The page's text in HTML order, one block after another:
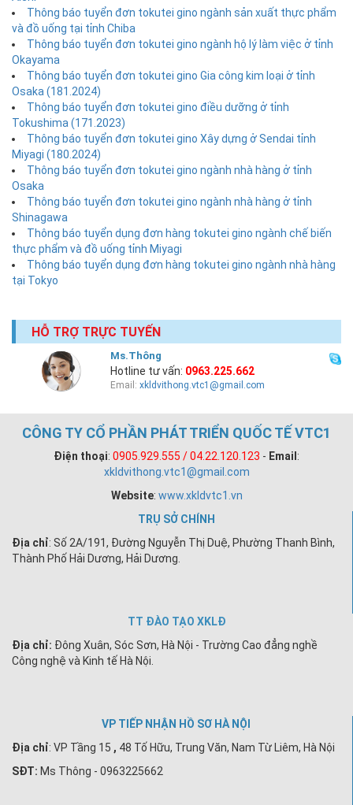
Thông báo tuyển đơn tokutei gino ngành sản xuất thực phẩm
và đồ uống tại tỉnh Chiba
Thông báo tuyển đơn tokutei gino ngành hộ lý làm việc ở tỉnh
Okayama
Thông báo tuyển đơn tokutei gino Gia công kim loại ở tỉnh
Osaka (181.2024)
Thông báo tuyển đơn tokutei gino điều dưỡng ở tỉnh
Tokushima (171.2023)
Thông báo tuyển đơn tokutei gino Xây dựng ở Sendai tỉnh
Miyagi (180.2024)
Thông báo tuyển đơn tokutei gino ngành nhà hàng ở tỉnh
Osaka
Thông báo tuyển đơn tokutei gino ngành nhà hàng ở tỉnh
Shinagawa
Thông báo tuyển dụng đơn hàng tokutei gino ngành chế biến
thực phẩm và đồ uống tỉnh Miyagi
Thông báo tuyển dụng đơn hàng tokutei gino ngành nhà hàng
tại Tokyo
HỖ TRỢ TRỰC TUYẾN
Ms.Thông
Hotline tư vấn: 0963.225.662
Email:xkldvithong.vtc1@gmail.com
CÔNG TY CỔ PHẦN PHÁT TRIỂN QUỐC TẾ VTC1
Điện thoại: 0905.929.555 / 04.22.120.123 - Email :
xkldvithong.vtc1@gmail.com
Website: www.xkldvtc1.vn
TRỤ SỞ CHÍNH
Địa chỉ: Số 2A/191, Đường Nguyễn Thị Duệ, Phường Thanh Bình,
Thành Phố Hải Dương, Hải Dương.
TT ĐÀO TẠO XKLĐ
Địa chỉ: Đông Xuân, Sóc Sơn, Hà Nội - Trường Cao đẳng nghề
Công nghệ và Kinh tế Hà Nội.
VP TIẾP NHẬN HỒ SƠ HÀ NỘI
Địa chỉ: VP Tầng 15 , 48 Tố Hữu, Trung Văn, Nam Từ Liêm, Hà Nội
SĐT: Ms Thông - 0963225662